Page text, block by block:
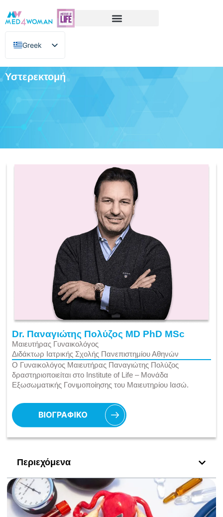
Greek
English
Υστερεκτομή
Dr. Παναγιώτης Πολύζος MD PhD MSc
Μαιευτήρας Γυναικολόγος
Διδάκτωρ Ιατρικής Σχολής Πανεπιστημίου Αθηνών
Ο Γυναικολόγος Μαιευτήρας Παναγιώτης Πολύζος
δραστηριοποιείται στο Institute of Life – Μονάδα
Εξωσωματικής Γονιμοποίησης του Μαιευτηρίου Ιασώ.
Περιεχόμενα